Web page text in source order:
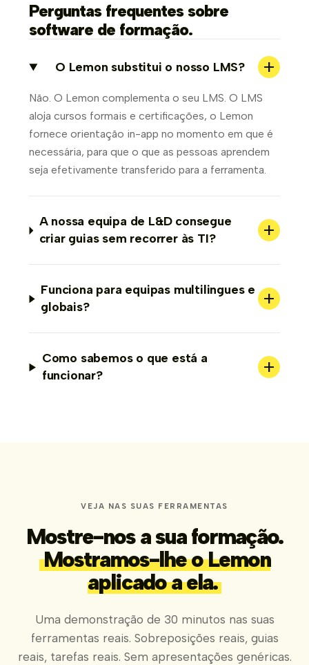
Perguntas frequentes sobre
software de formação.
O Lemon substitui o nosso LMS? +
Não. O Lemon complementa o seu LMS. O LMS
aloja cursos formais e certificações, o Lemon
fornece orientação in-app no momento em que é
necessária, para que o que as pessoas aprendem
seja efetivamente transferido para a ferramenta.
A nossa equipa de L&D consegue
criar guias sem recorrer às TI?
+
Funciona para equipas multilingues e
globais?
+
Como sabemos o que está a
funcionar?
+
VEJA NAS SUAS FERRAMENTAS
Mostre-nos a sua formação.
Mostramos-lhe o Lemon
aplicado a ela.
Uma demonstração de 30 minutos nas suas
ferramentas reais. Sobreposições reais, guias
reais, tarefas reais. Sem apresentações genéricas.